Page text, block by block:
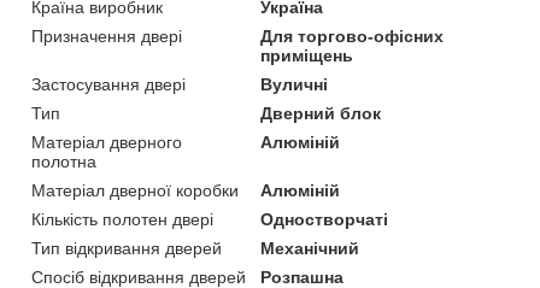
Країна виробник
Україна
Призначення двері
Для торгово-офісних
приміщень
Застосування двері
Вуличні
Тип
Дверний блок
Матеріал дверного
полотна
Алюміній
Матеріал дверної коробки
Алюміній
Кількість полотен двері
Одностворчаті
Тип відкривання дверей
Механічний
Спосіб відкривання дверей
Розпашна